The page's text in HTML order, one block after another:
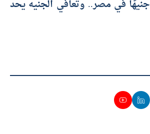
الذهب يقفز 160 جنيهًا في مصر.. وتعافي الجنيه يحد